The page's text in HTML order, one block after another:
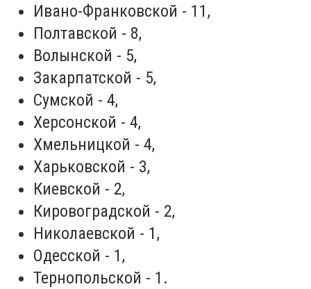
Ивано-Франковской - 11,
Полтавской - 8,
Волынской - 5,
Закарпатской - 5,
Сумской - 4,
Херсонской - 4,
Хмельницкой - 4,
Харьковской - 3,
Киевской - 2,
Кировоградской - 2,
Николаевской - 1,
Одесской - 1,
Тернопольской - 1.